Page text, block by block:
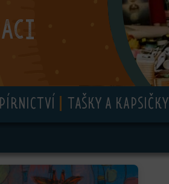
TAŠKY A KAPSIČKY